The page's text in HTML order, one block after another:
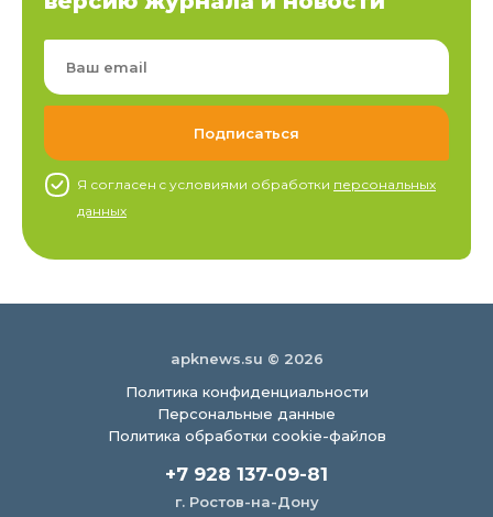
Я согласен c условиями обработки персональных
данных
apknews.su © 2026
Политика конфиденциальности
Персональные данные
Политика обработки cookie-файлов
+7 928 137-09-81
г. Ростов-на-Дону